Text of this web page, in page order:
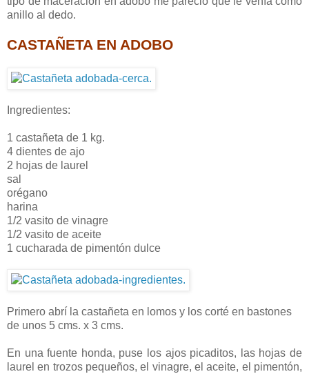
anillo al dedo.
CASTAÑETA EN ADOBO
Ingredientes:
1 castañeta de 1 kg.
4 dientes de ajo
2 hojas de laurel
sal
orégano
harina
1/2 vasito de vinagre
1/2 vasito de aceite
1 cucharada de pimentón dulce
Primero abrí la castañeta en lomos y los corté en bastones
de unos 5 cms. x 3 cms.
En una fuente honda, puse los ajos picaditos, las hojas de
laurel en trozos pequeños, el vinagre, el aceite, el pimentón,